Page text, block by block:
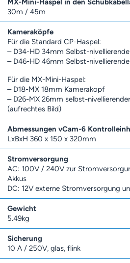
MX-Mini-Haspel in den
30m / 45m
Kameraköpfe
Für die Standard CP-Haspel:
– D34-HD 34mm Selbst-
– D46-HD 46mm Selbst-
Für die MX-Mini-Haspel:
– D18-MX 18mm Kamerakopf
– D26-MX 26mm selbst-
(aufrechtes Bild)
Abmessungen vCam-6
LxBxH 360 x 150 x 320mm
Stromversorgung
AC: 100V / 240V zur
Akkus
DC: 12V externe Stromversorgung
Gewicht
5.49kg
Sicherung
10 A / 250V, glas, flink